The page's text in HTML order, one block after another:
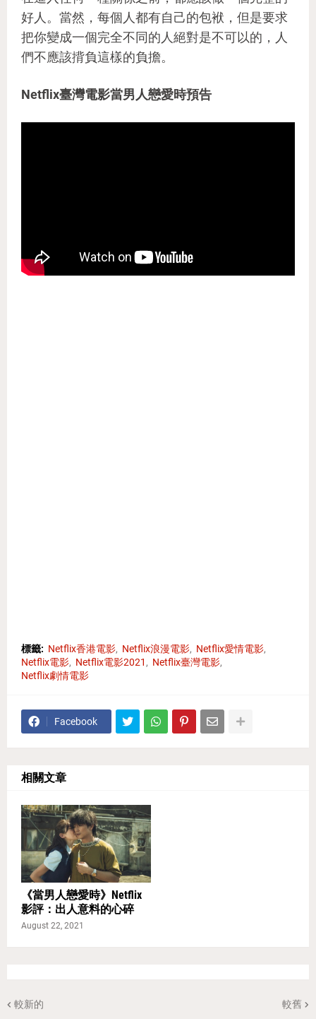
好人。當然，每個人都有自己的包袱，但是要求
把你變成一個完全不同的人絕對是不可以的，人
們不應該揹負這樣的負擔。
Netflix臺灣電影當男人戀愛時預告
標籤: Netflix香港電影 Netflix浪漫電影
Netflix愛情電影
Netflix電影
Netflix電影2021
Netflix臺灣電影
Netflix劇情電影
Facebook
相關文章
《當男人戀愛時》Netflix
影評：出人意料的心碎
August 22, 2021
較新的 較舊